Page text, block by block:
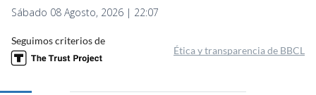
Sábado 08 Agosto, 2026 | 22:07
Seguimos criterios de
Ética y transparencia de BBCL